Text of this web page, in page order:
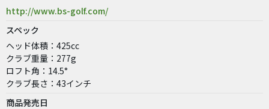
http://www.bs-golf.com/
スペック
ヘッド体積：425cc
クラブ重量：277g
ロフト角：14.5°
クラブ長さ：43インチ
商品発売日